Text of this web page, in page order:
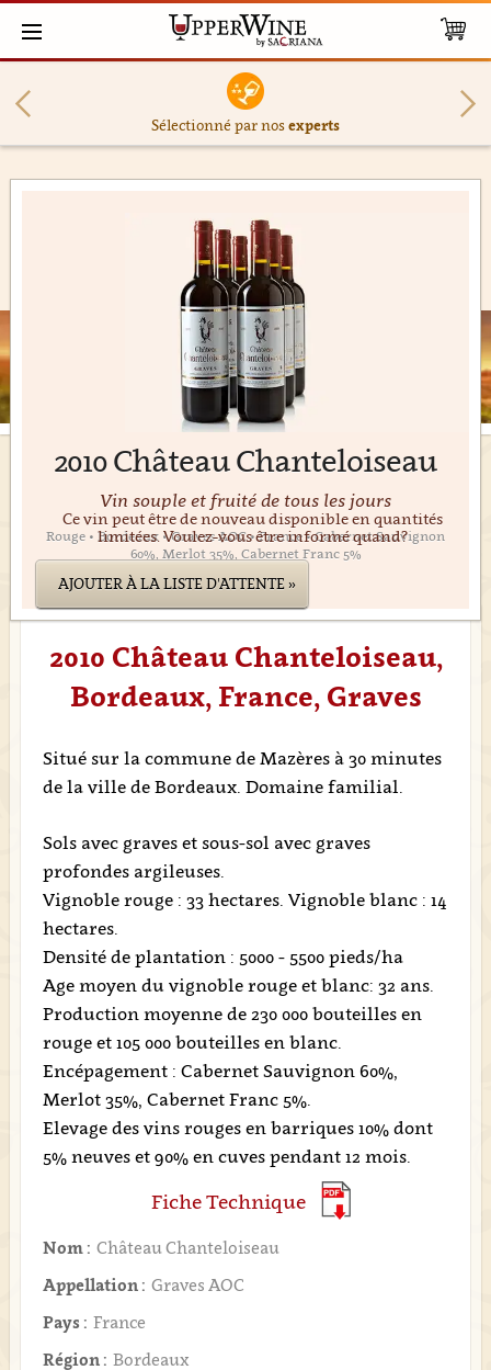
Sélectionné par nosexperts
2010 Château Chanteloiseau
Vin souple et fruité de tous les jours
Rouge • Bordeaux • Graves AOC • France • Cabernet Sauvignon
60%, Merlot 35%, Cabernet Franc 5%
Ce vin peut être de nouveau disponible en quantités
limitées. Voulez-vous être informé quand?
AJOUTER À LA LISTE D'ATTENTE »
2010 Château Chanteloiseau,
Bordeaux, France, Graves
Situé sur la commune de Mazères à 30 minutes
de la ville de Bordeaux. Domaine familial.
Sols avec graves et sous-sol avec graves
profondes argileuses.
Vignoble rouge : 33 hectares. Vignoble blanc : 14
hectares.
Densité de plantation : 5000 - 5500 pieds/ha
Age moyen du vignoble rouge et blanc: 32 ans.
Production moyenne de 230 000 bouteilles en
rouge et 105 000 bouteilles en blanc.
Encépagement : Cabernet Sauvignon 60%,
Merlot 35%, Cabernet Franc 5%.
Elevage des vins rouges en barriques 10% dont
5% neuves et 90% en cuves pendant 12 mois.
Fiche Technique
Nom : Château Chanteloiseau
Appellation : Graves AOC
Pays : France
Région : Bordeaux